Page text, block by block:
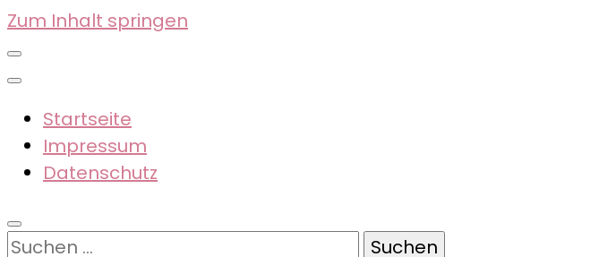
Zum Inhalt springen
Startseite
Impressum
Datenschutz
Suchen